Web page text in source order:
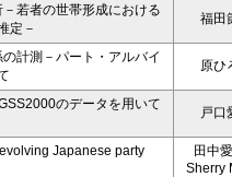
若者の世帯形成における
定－
福田
計測－パート・アルバイ
原ひ
のデータを用いて
戸口
Japanese party
田中
Sherry